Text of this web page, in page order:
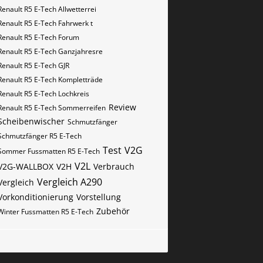
R5 E-Tech Allwetterrei
R5 E-Tech Fahrwerk t
R5 E-Tech Forum
R5 E-Tech Ganzjahresre
R5 E-Tech GJR
R5 E-Tech Kompletträde
R5 E-Tech Lochkreis
R5 E-Tech Sommerreifen Review
Schmutzfänger
R5 E-Tech
Fussmatten R5 E-Tech Test V2G
WALLBOX V2H V2L Verbrauch
Vergleich A290
Vorstellung
Fussmatten R5 E-Tech Zubehör